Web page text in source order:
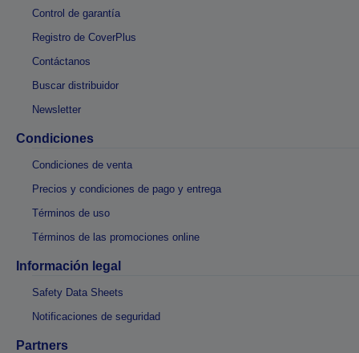
Control de garantía
Registro de CoverPlus
Contáctanos
Buscar distribuidor
Newsletter
Condiciones
Condiciones de venta
Precios y condiciones de pago y entrega
Términos de uso
Términos de las promociones online
Información legal
Safety Data Sheets
Notificaciones de seguridad
Partners